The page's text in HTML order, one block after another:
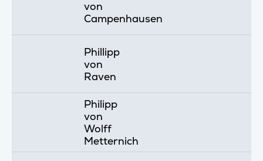
von
Campenhausen
Phillipp
von
Raven
Philipp
von
Wolff
Metternich